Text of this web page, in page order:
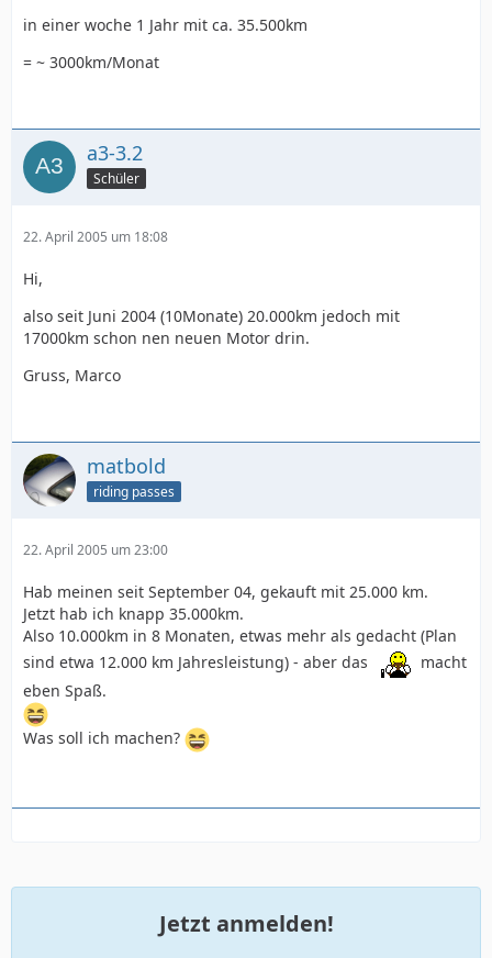
in einer woche 1 Jahr mit ca. 35.500km
= ~ 3000km/Monat
a3-3.2
Schüler
22. April 2005 um 18:08
Hi,
also seit Juni 2004 (10Monate) 20.000km jedoch mit
17000km schon nen neuen Motor drin.
Gruss, Marco
matbold
riding passes
22. April 2005 um 23:00
Hab meinen seit September 04, gekauft mit 25.000 km.
Jetzt hab ich knapp 35.000km.
Also 10.000km in 8 Monaten, etwas mehr als gedacht (Plan
sind etwa 12.000 km Jahresleistung) - aber das
macht
eben Spaß.
Was soll ich machen?
Jetzt anmelden!